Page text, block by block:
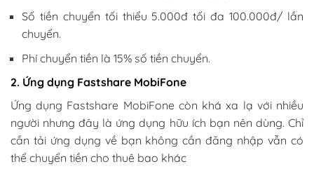
Số tiền chuyển tối thiểu 5.000đ tối đa 100.000đ/ lần
chuyển.
Phí chuyển tiền là 15% số tiền chuyển.
2. Ứng dụng Fastshare MobiFone
Ứng dụng Fastshare MobiFone còn khá xa lạ với nhiều
người nhưng đây là ứng dụng hữu ích bạn nên dùng. Chỉ
cần tải ứng dụng về bạn không cần đăng nhập vẫn có
thể chuyển tiền cho thuê bao khác